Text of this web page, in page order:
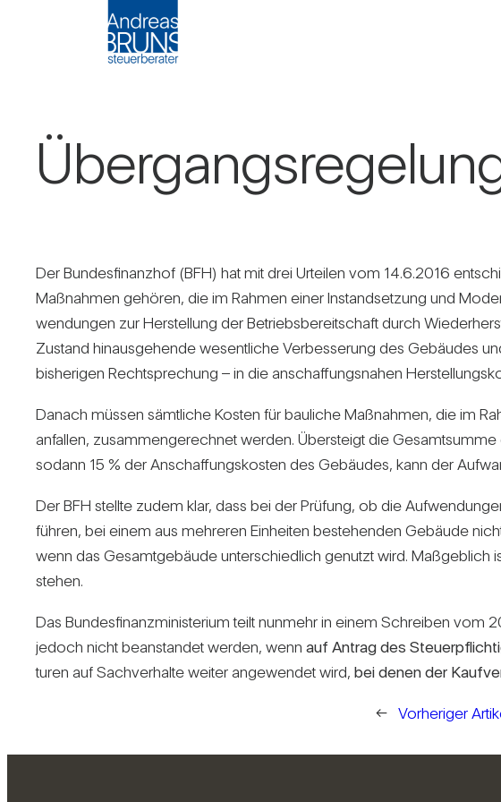
Der Bun­des­fi­nanzhof (BFH) hat mit drei Urteilen vom 14.6.2016
Maß­nahmen gehören, die im Rahmen einer Instand­set­zung und
wen­dungen zur Her­stel­lung der Betriebs­be­reit­schaft durch
Zustand hin­aus­ge­hende wesent­liche Ver­bes­se­rung des Gebäudes
bis­he­rigen Recht­spre­chung – in die anschaf­fungs­nahen
Danach müssen sämt­liche Kosten für bau­liche Maß­nahmen, die im
anfallen, zusam­men­ge­rechnet werden. Über­steigt die
sodann 15 % der Anschaf­fungs­kosten des Gebäudes, kann der
Der BFH stellte zudem klar, dass bei der Prü­fung, ob die
führen, bei einem aus meh­reren Ein­heiten bestehenden Gebäude
wenn das Gesamt­ge­bäude unter­schied­lich genutzt wird.
stehen.
Das Bun­des­fi­nanz­mi­nis­te­rium teilt nun­mehr in einem Schreiben vom
jedoch nicht bean­standet werden, wenn auf Antrag des
turen auf Sach­ver­halte weiter ange­wendet wird, bei denen der
← Vorheriger